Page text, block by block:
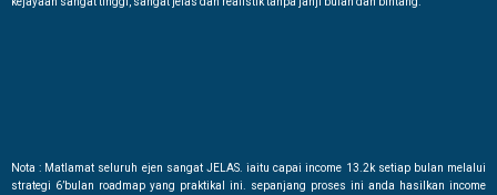
Nota : Matlamat seluruh ejen sangat JELAS. iaitu capai income 13.2k setiap bulan melalui
strategi 6’bulan roadmap yang praktikal ini. sepanjang proses ini anda hasilkan income